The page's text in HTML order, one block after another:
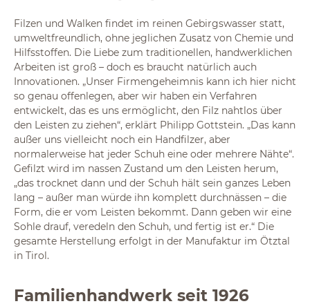
Filzen und Walken findet im reinen Gebirgswasser statt,
umweltfreundlich, ohne jeglichen Zusatz von Chemie und
Hilfsstoffen. Die Liebe zum traditionellen, handwerklichen
Arbeiten ist groß – doch es braucht natürlich auch
Innovationen. „Unser Firmengeheimnis kann ich hier nicht
so genau offenlegen, aber wir haben ein Verfahren
entwickelt, das es uns ermöglicht, den Filz nahtlos über
den Leisten zu ziehen“, erklärt Philipp Gottstein. „Das kann
außer uns vielleicht noch ein Handfilzer, aber
normalerweise hat jeder Schuh eine oder mehrere Nähte“.
Gefilzt wird im nassen Zustand um den Leisten herum,
„das trocknet dann und der Schuh hält sein ganzes Leben
lang – außer man würde ihn komplett durchnässen – die
Form, die er vom Leisten bekommt. Dann geben wir eine
Sohle drauf, veredeln den Schuh, und fertig ist er.“ Die
gesamte Herstellung erfolgt in der Manufaktur im Ötztal
in Tirol.
Familienhandwerk seit 1926